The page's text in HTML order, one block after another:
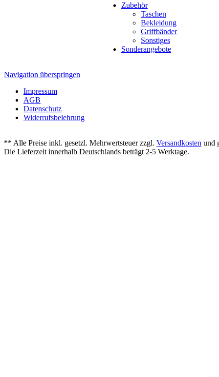
Zubehör
Taschen
Bekleidung
Griffbänder
Sonstiges
Sonderangebote
Navigation überspringen
Impressum
AGB
Datenschutz
Widerrufsbelehrung
** Alle Preise inkl. gesetzl. Mehrwertsteuer zzgl. Versandkosten und
Die Lieferzeit innerhalb Deutschlands beträgt 2-5 Werktage.